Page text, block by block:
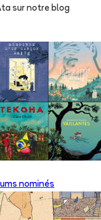
sur notre blog
nominés